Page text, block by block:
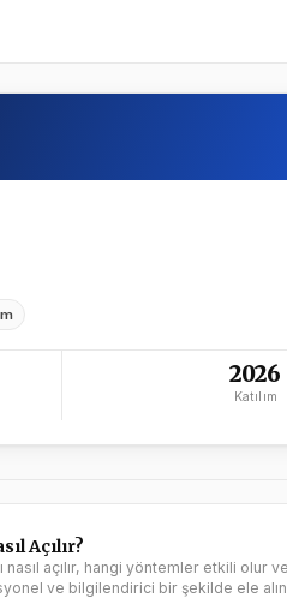
2026
Katılım
Açılır?
nasıl açılır, hangi yöntemler etkili olur
ve bilgilendirici bir şekilde ele